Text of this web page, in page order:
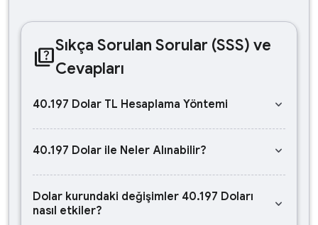
quizSıkça Sorulan Sorular (SSS) ve
Cevapları
40.197 Dolar TL Hesaplama Yöntemi keyboard_arrow_down
40.197 Dolar ile Neler Alınabilir? keyboard_arrow_down
Dolar kurundaki değişimler 40.197 Doları
nasıl etkiler?
keyboard_arrow_down